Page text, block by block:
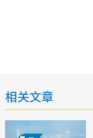
相关文章